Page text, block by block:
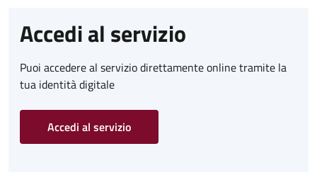
Accedi al servizio
Puoi accedere al servizio direttamente online tramite la
tua identità digitale
Accedi al servizio